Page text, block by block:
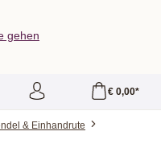
€ 0,00*
& Einhandrute